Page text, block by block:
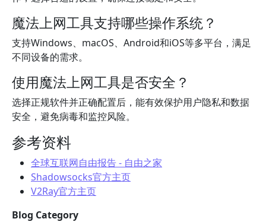
魔法上网工具支持哪些操作系统？
支持Windows、macOS、Android和iOS等多平台，满足
不同设备的需求。
使用魔法上网工具是否安全？
选择正规软件并正确配置后，能有效保护用户隐私和数据
安全，避免病毒和监控风险。
参考资料
全球互联网自由报告 - 自由之家
Shadowsocks官方主页
V2Ray官方主页
Blog Category